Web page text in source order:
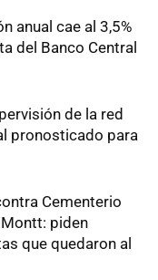
anual cae al 3,5%
del Banco Central
de la red
pronosticado para
Cementerio
piden
que quedaron al